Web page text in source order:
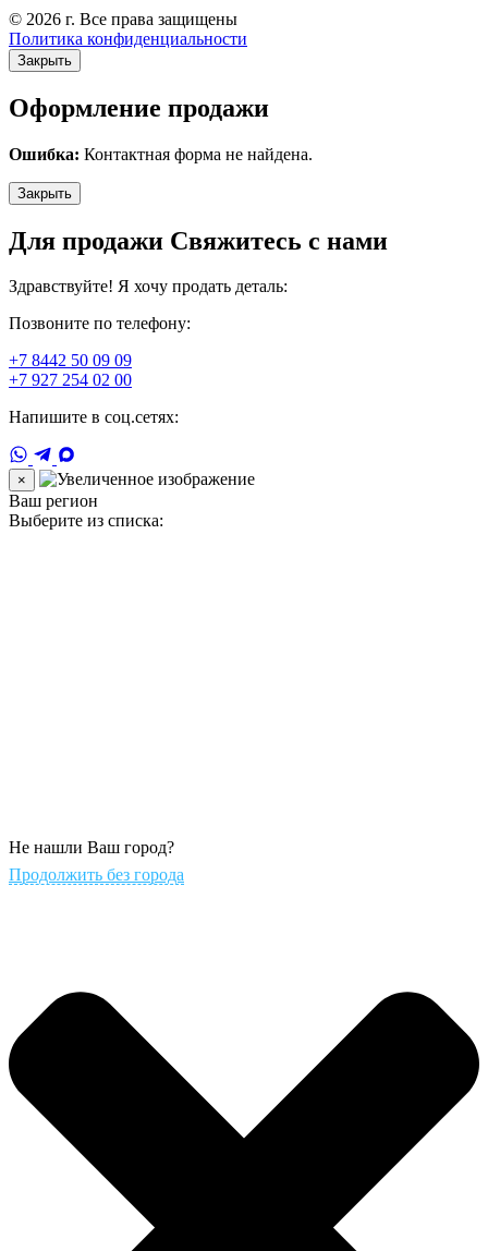
© 2026 г. Все права защищены
Политика конфиденциальности
Закрыть
Оформление продажи
Ошибка: Контактная форма не найдена.
Закрыть
Для продажи Свяжитесь с нами
Здравствуйте! Я хочу продать деталь:
Позвоните по телефону:
+7 8442 50 09 09
+7 927 254 02 00
Напишите в соц.сетях:
×
Ваш регион
Выберите из списка:
Не нашли Ваш город?
Продолжить без города